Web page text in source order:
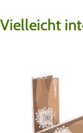
Vielleicht